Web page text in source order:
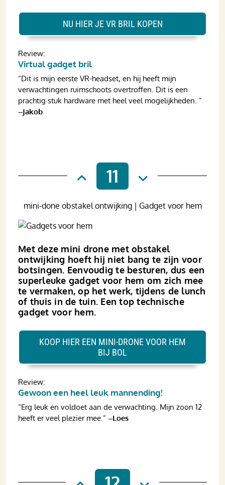
Review:
Virtual gadget bril
“Dit is mijn eerste VR-headset, en hij heeft mijn
verwachtingen ruimschoots overtroffen. Dit is een
prachtig stuk hardware met heel veel mogelijkheden. ”
–Jakob
NU HIER JE VR BRIL KOPEN
11
Met deze mini drone met obstakel
ontwijking hoeft hij niet bang te zijn voor
botsingen. Eenvoudig te besturen, dus een
superleuke gadget voor hem om zich mee
te vermaken, op het werk, tijdens de lunch
of thuis in de tuin. Een top technische
gadget voor hem.
mini-done obstakel ontwijking | Gadget voor hem
Review:
Gewoon een heel leuk mannending!
“Erg leuk en voldoet aan de verwachting. Mijn zoon 12
heeft er veel plezier mee.” –Loes
KOOP HIER EEN MINI-DRONE VOOR HEM
BIJ BOL